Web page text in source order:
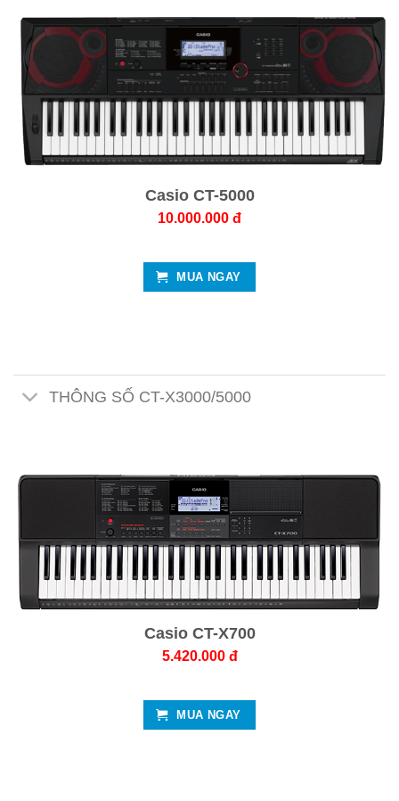
Casio CT-5000
10.000.000 đ
MUA NGAY
THÔNG SỐ CT-X3000/5000
Casio CT-X700
5.420.000 đ
MUA NGAY